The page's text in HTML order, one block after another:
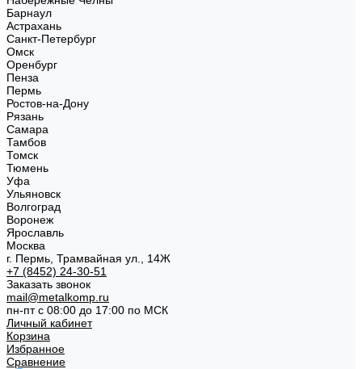
Барнаул
Астрахань
Санкт-Петербург
Омск
Оренбург
Пенза
Пермь
Ростов-на-Дону
Рязань
Самара
Тамбов
Томск
Тюмень
Уфа
Ульяновск
Волгоград
Воронеж
Ярославль
Москва
г. Пермь, Трамвайная ул., 14Ж
+7 (8452) 24-30-51
Заказать звонок
mail@metalkomp.ru
пн-пт с 08:00 до 17:00 по МСК
Личный кабинет
Корзина
Избранное
Сравнение